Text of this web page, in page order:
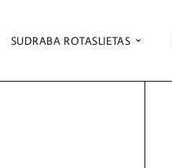
SUDRABA ROTASLIETAS